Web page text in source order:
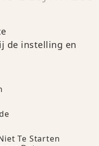
de instelling en
Te Starten